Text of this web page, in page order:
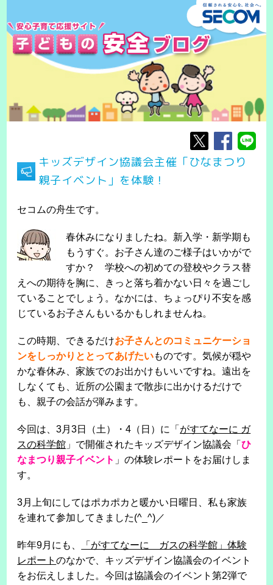
キッズデザイン協議会主催「ひなまつり
親子イベント」を体験！
セコムの舟生です。
春休みになりましたね。新入学・新学期も
もうすぐ。お子さん達のご様子はいかがで
すか？ 学校への初めての登校やクラス替
えへの期待を胸に、きっと落ち着かない日々を過ごし
ていることでしょう。なかには、ちょっぴり不安を感
じているお子さんもいるかもしれませんね。
この時期、できるだけお子さんとのコミュニケーショ
ンをしっかりととってあげたいものです。気候が穏や
かな春休み、家族でのお出かけもいいですね。遠出を
しなくても、近所の公園まで散歩に出かけるだけで
も、親子の会話が弾みます。
今回は、3月3日（土）・4（日）に「 がすてなーに ガ
スの科学館 」で開催されたキッズデザイン協議会「ひ
なまつり親子イベント 」の体験レポートをお届けしま
す。
3月上旬にしてはポカポカと暖かい日曜日、私も家族
を連れて参加してきました(^_^)／
昨年9月にも、
「がすてなーに ガスの科学館」体験
レポートのなかで、キッズデザイン協議会のイベント
をお伝えしました。今回は協議会のイベント第2弾で